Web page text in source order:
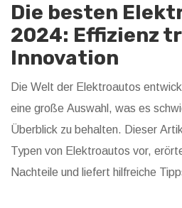
Die besten
2024: Effizienz
Innovation
Die Welt der Elektroautos
eine große Auswahl, was es
Überblick zu behalten. Dieser
Typen von Elektroautos vor,
Nachteile und liefert hilfreiche